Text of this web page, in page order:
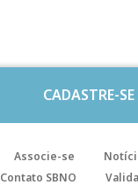
CADASTRE-
Associe-se
Contato SBNO